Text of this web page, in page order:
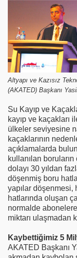
Altyapı ve Kazısız
(AKATED) Başkanı
Su Kayıp ve
kayıp ve kaçakları
ülkeler seviyesine
kaçaklarının
açıklamalarda
kullanılan
dolayı 30 yıldan
döşenmiş boru
yapılar döşenmesi,
hatlarında oluşan
normalde
miktarı ulaşmadan
Kaybettiğimiz 5
AKATED Başkanı